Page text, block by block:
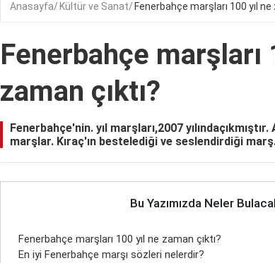
Anasayfa Kültür ve Sanat Fenerbahçe marşları 100 yıl ne
Fenerbahçe marşları
zaman çıktı?
Fenerbahçe'nin. yıl marşları,2007
marşlar. Kıraç'ın bestelediği ve seslendirdiği
Bu Yazımızda Neler
Fenerbahçe marşları 100 yıl ne zaman çıktı?
En iyi Fenerbahçe marşı sözleri nelerdir?